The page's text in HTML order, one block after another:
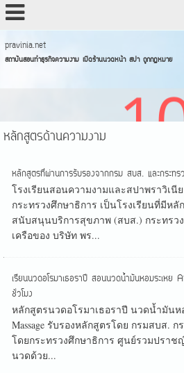
pravinia.net
สถาบันสอนทำธุรกิจความงาม เปิดร้านนวดหน้า สปา ถูกกฏหมาย
หลักสูตรด้านความงาม
หลักสูตรที่ผ่านการรับรองจากกรม สบส. และกระทร
โรงเรียนสอนความงามและสปาพราวิเนี
กระทรวงศึกษาธิการ เป็นโรงเรียนที่มีหลั
สนับสนุนบริการสุขภาพ (สบส.) กระทรว
เครือของ บริษัท พร...
เรียนนวดอโรมาเธอราปี สอนนวดน้ำมันหอมระเ
ชั่วโมง
หลักสูตรนวดอโรมาเธอราปี นวดน้ำมันหอ
Massage รับรองหลักสูตรโดย กรมสบส.
โดยกระทรวงศึกษาธิการ ศูนย์รวมปราช
นวดด้วย...